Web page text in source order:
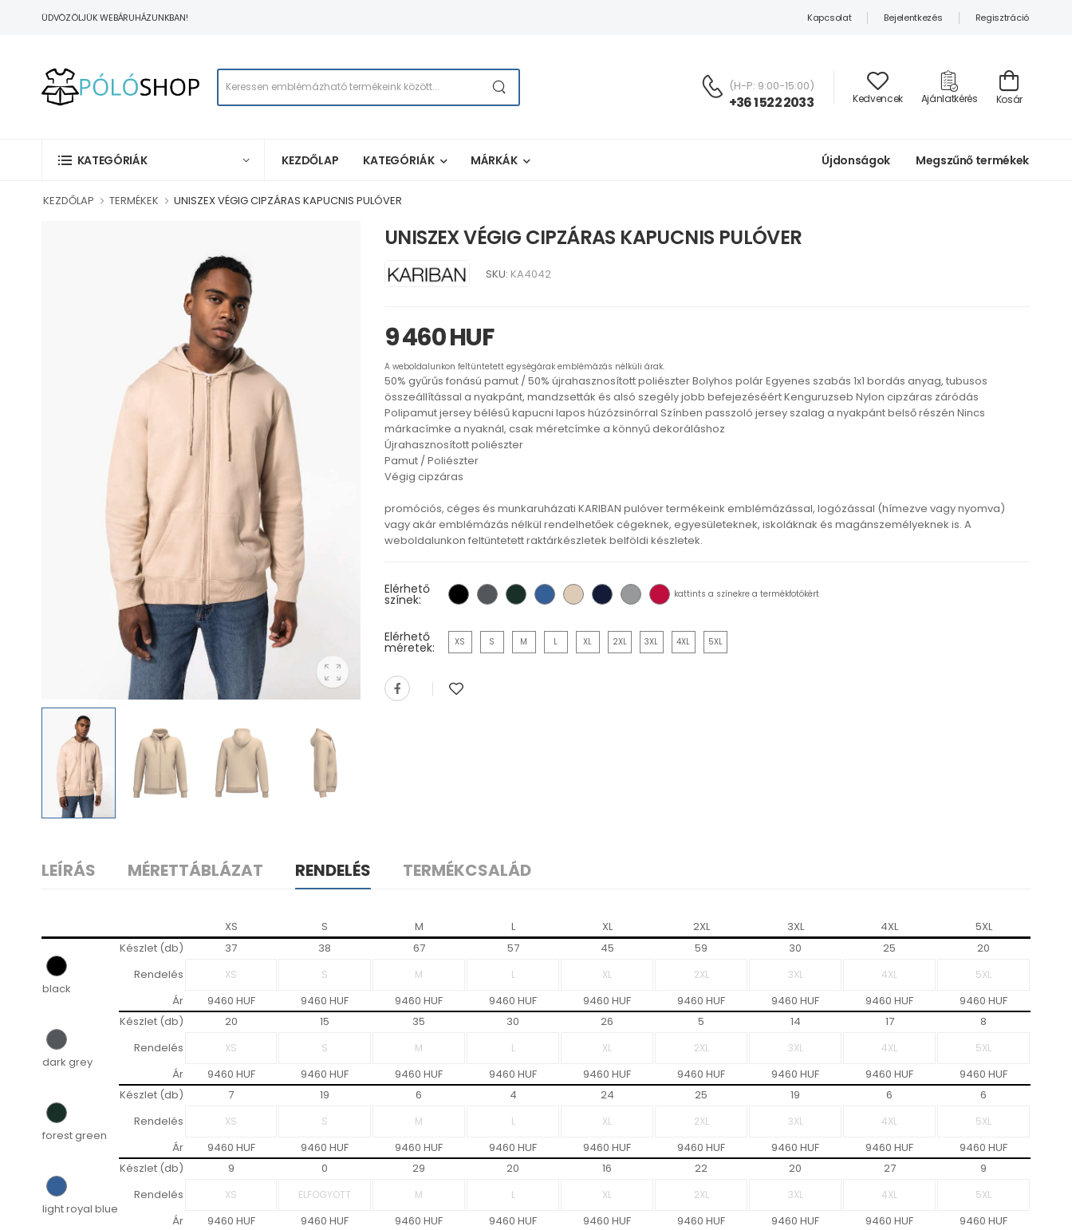
ÜDVÖZÖLJÜK WEBÁRUHÁZUNKBAN! Kapcsolat Bejelentkezés Regisztráció
(H-P: 9:00-15:00)
+36 1 522 2033 Kedvencek Ajánlatkérés Kosár
KATEGÓRIÁK KEZDŐLAP KATEGÓRIÁK MÁRKÁK Újdonságok Megszűnő termékek
KEZDŐLAP TERMÉKEK UNISZEX VÉGIG CIPZÁRAS KAPUCNIS PULÓVER
UNISZEX VÉGIG CIPZÁRAS KAPUCNIS PULÓVER
SKU: KA4042
9 460 HUF
A weboldalunkon feltüntetett egységárak emblémázás nélküli árak.
50% gyűrűs fonású pamut / 50% újrahasznosított poliészter Bolyhos polár Egyenes szabás 1x1 bordás anyag, tubusos
összeállítással a nyakpánt, mandzsetták és alsó szegély jobb befejezéséért Kenguruzseb Nylon cipzáras záródás
Polipamut jersey bélésű kapucni lapos húzózsinórral Színben passzoló jersey szalag a nyakpánt belső részén Nincs
márkacímke a nyaknál, csak méretcímke a könnyű dekoráláshoz
Újrahasznosított poliészter
Pamut / Poliészter
Végig cipzáras
promóciós, céges és munkaruházati KARIBAN pulóver termékeink emblémázással, logózással (hímezve vagy nyomva)
vagy akár emblémázás nélkül rendelhetőek cégeknek, egyesületeknek, iskoláknak és magánszemélyeknek is. A
weboldalunkon feltüntetett raktárkészletek belföldi készletek.
Elérhető
színek: kattints a színekre a termékfotókért
Elérhető
méretek: XS S M L XL 2XL 3XL 4XL 5XL
LEÍRÁS MÉRETTÁBLÁZAT RENDELÉS TERMÉKCSALÁD
XS S M L XL 2XL 3XL 4XL 5XL
black
Készlet (db) 37 38 67 57 45 59 30 25
20
Rendelés
Ár
9460 HUF 9460 HUF 9460 HUF 9460 HUF 9460 HUF 9460 HUF 9460 HUF 9460 HUF 9460 HUF
dark grey
Készlet (db) 20 15 35 30 26 5 14 17
8
Rendelés
Ár
9460 HUF 9460 HUF 9460 HUF 9460 HUF 9460 HUF 9460 HUF 9460 HUF 9460 HUF 9460 HUF
forest green
Készlet (db) 7 19 6 4 24 25 19 6
6
Rendelés
Ár
9460 HUF 9460 HUF 9460 HUF 9460 HUF 9460 HUF 9460 HUF 9460 HUF 9460 HUF 9460 HUF
light royal blue
Készlet (db) 9 0 29 20 16 22 20 27
9
Rendelés
Ár
9460 HUF 9460 HUF 9460 HUF 9460 HUF 9460 HUF 9460 HUF 9460 HUF 9460 HUF 9460 HUF